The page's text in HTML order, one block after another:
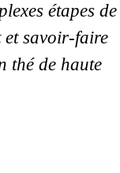
étapes de
savoir-faire
thé de haute